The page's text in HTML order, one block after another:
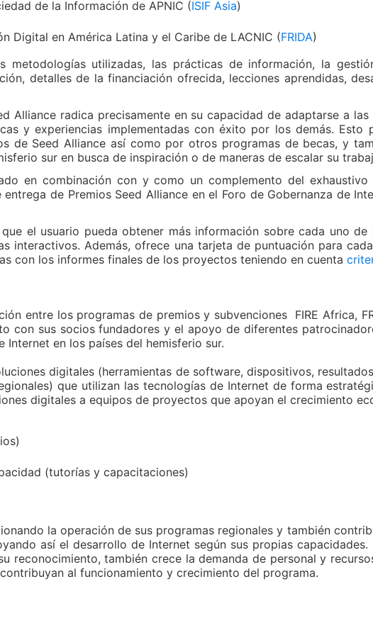
de la Información de APNIC (ISIF Asia)
Digital en América Latina y el Caribe de LACNIC (FRIDA)
metodologías utilizadas, las prácticas de información, la
detalles de la financiación ofrecida, lecciones aprendidas,
Alliance radica precisamente en su capacidad de adaptarse a
y experiencias implementadas con éxito por los demás. Esto
de Seed Alliance así como por otros programas de becas, y
sur en busca de inspiración o de maneras de escalar su
en combinación con y como un complemento del exhaustivo
de Premios Seed Alliance en el Foro de Gobernanza de
el usuario pueda obtener más información sobre cada uno
interactivos. Además, ofrece una tarjeta de puntuación para
con los informes finales de los proyectos teniendo en cuenta
entre los programas de premios y subvenciones FIRE Africa,
con sus socios fundadores y el apoyo de diferentes
en los países del hemisferio sur.
digitales (herramientas de software, dispositivos,
que utilizan las tecnologías de Internet de forma
digitales a equipos de proyectos que apoyan el crecimiento
(tutorías y capacitaciones)
la operación de sus programas regionales y también
así el desarrollo de Internet según sus propias
reconocimiento, también crece la demanda de personal y
al funcionamiento y crecimiento del programa.